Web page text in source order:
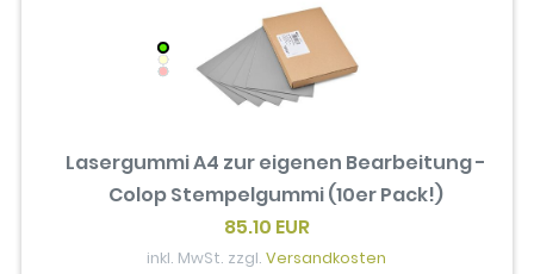
Lasergummi A4 zur eigenen Bearbeitung -
Colop Stempelgummi (10er Pack!)
85.10 EUR
inkl. MwSt. zzgl.Versandkosten